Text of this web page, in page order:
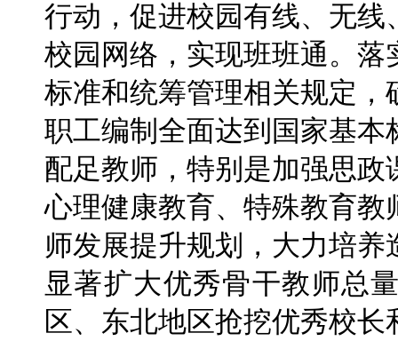
行动，促进校园有线、无
校园网络，实现班班通。
标准和统筹管理相关规定
职工编制全面达到国家基
配足教师，特别是加强思
心理健康教育、特殊教育
师发展提升规划，大力培
显著扩大优秀骨干教师总
区、东北地区抢挖优秀校长